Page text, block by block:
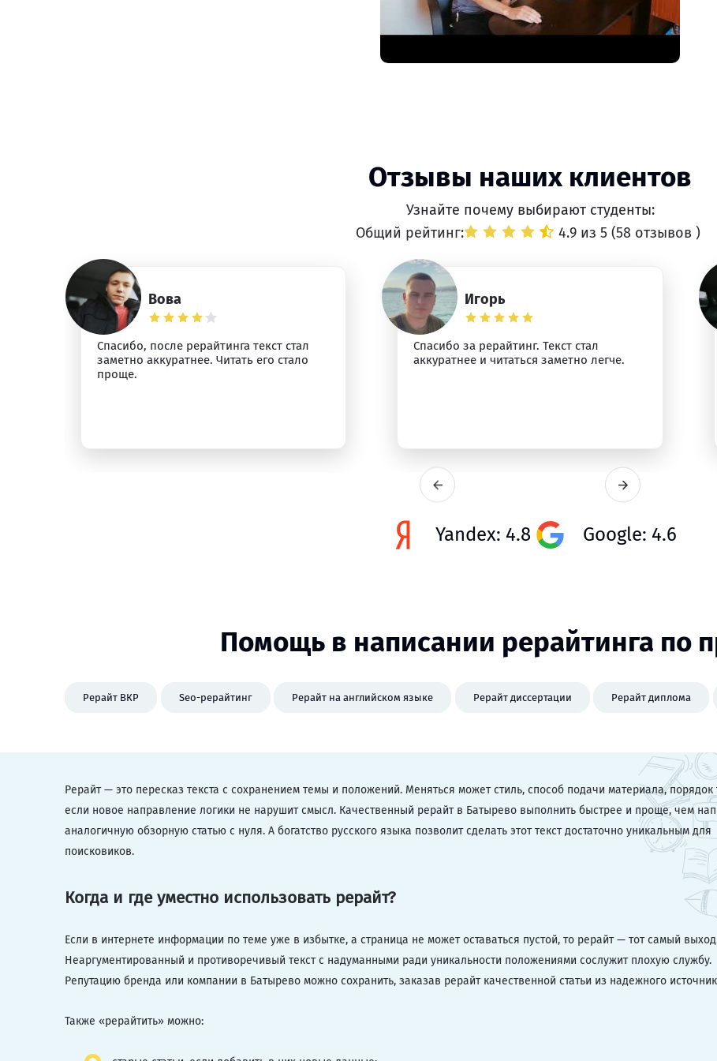
Отзывы наших клиентов
Узнайте почему выбирают студенты:
Общий рейтинг:
4.9 из 5 (58 отзывов )
Вова
Спасибо, после рерайтинга текст стал
заметно аккуратнее. Читать его стало
проще.
Игорь
Спасибо за рерайтинг. Текст стал
аккуратнее и читаться заметно легче.
Yandex: 4.8 Google: 4.6
Помощь в написании рерайтинга по
Рерайт ВКР Seo-рерайтинг Рерайт на английском языке Рерайт диссертации Рерайт диплома
Рерайт — это пересказ текста с сохранением темы и положений. Меняться может стиль, способ подачи материала, порядок
если новое направление логики не нарушит смысл. Качественный рерайт в Батырево выполнить быстрее и проще, чем
аналогичную обзорную статью с нуля. А богатство русского языка позволит сделать этот текст достаточно уникальным для
поисковиков.
Когда и где уместно использовать рерайт?
Если в интернете информации по теме уже в избытке, а страница не может оставаться пустой, то рерайт — тот самый
Неаргументированный и противоречивый текст с надуманными ради уникальности положениями сослужит плохую службу.
Репутацию бренда или компании в Батырево можно сохранить, заказав рерайт качественной статьи из надежного
Также «рерайтить» можно: